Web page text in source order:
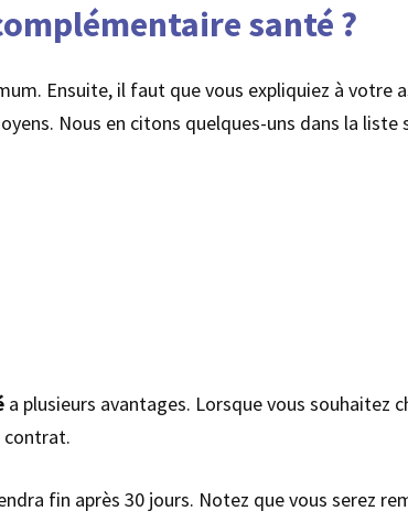
santé ?
Ensuite, il faut que vous expliquiez à votre
Nous en citons quelques-uns dans la liste
a plusieurs avantages. Lorsque vous souhaitez
contrat.
fin après 30 jours. Notez que vous serez